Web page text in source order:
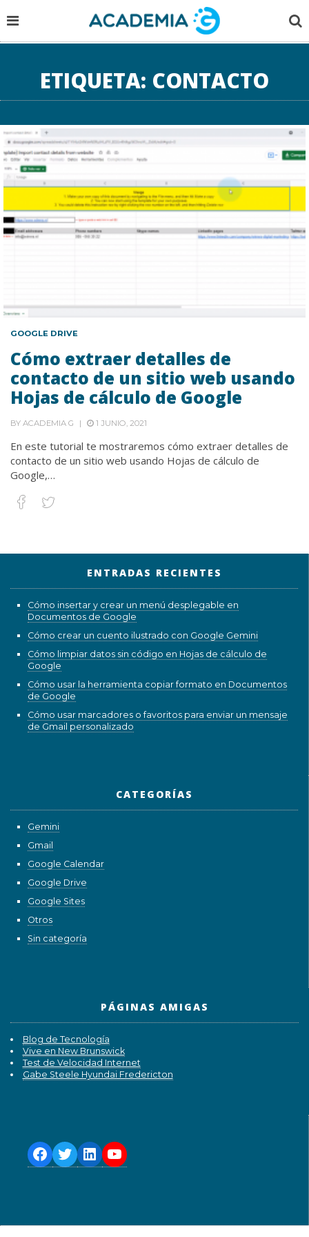
ETIQUETA: CONTACTO
GOOGLE DRIVE
Cómo extraer detalles de
contacto de un sitio web usando
Hojas de cálculo de Google
BY ACADEMIA G 1 JUNIO, 2021
En este tutorial te mostraremos cómo extraer detalles de
contacto de un sitio web usando Hojas de cálculo de
Google,…
ENTRADAS RECIENTES
Cómo insertar y crear un menú desplegable en
Documentos de Google
Cómo crear un cuento ilustrado con Google Gemini
Cómo limpiar datos sin código en Hojas de cálculo de
Google
Cómo usar la herramienta copiar formato en Documentos
de Google
Cómo usar marcadores o favoritos para enviar un mensaje
de Gmail personalizado
CATEGORÍAS
Gemini
Gmail
Google Calendar
Google Drive
Google Sites
Otros
Sin categoría
PÁGINAS AMIGAS
Blog de Tecnología
Vive en New Brunswick
Test de Velocidad Internet
Gabe Steele Hyundai Fredericton